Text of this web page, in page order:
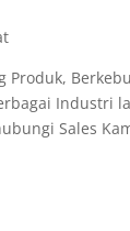
Industri
Sales